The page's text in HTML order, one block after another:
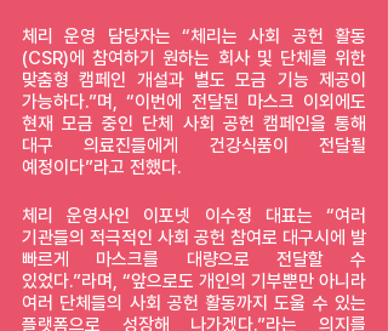
체리 운영 담당자는 “체리는 사회 공헌 활동
(CSR)에 참여하기 원하는 회사 및 단체를 위한
맞춤형 캠페인 개설과 별도 모금 기능 제공이
가능하다.”며, “이번에 전달된 마스크 이외에도
현재 모금 중인 단체 사회 공헌 캠페인을 통해
대구 의료진들에게 건강식품이 전달될
예정이다”라고 전했다.
체리 운영사인 이포넷 이수정 대표는 “여러
기관들의 적극적인 사회 공헌 참여로 대구시에 발
빠르게 마스크를 대량으로 전달할 수
있었다.”라며, “앞으로도 개인의 기부뿐만 아니라
여러 단체들의 사회 공헌 활동까지 도울 수 있는
플랫폼으로 성장해 나가겠다.”라는 의지를